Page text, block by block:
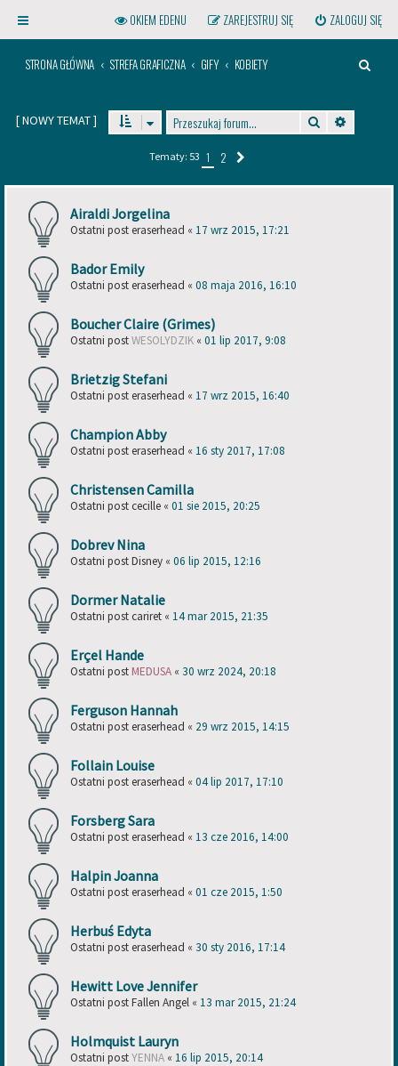
Kliknij na gwint powyższej
żarówki, aby otworzyć menu!
ZALOGUJ SIĘ
ZAREJESTRUJ SIĘ
OKIEM EDENU
STRONA GŁÓWNA STREFA GRAFICZNA GIFY KOBIETY
[NOWY TEMAT] Szukaj
Tematy: 53 1 2
Airaldi Jorgelina
Ostatni posteraserhead « 17 wrz 2015, 17:21
Bador Emily
Ostatni posteraserhead « 08 maja 2016, 16:10
Boucher Claire (Grimes)
Ostatni postWESOLYDZIK « 01 lip 2017, 9:08
Brietzig Stefani
Ostatni posteraserhead « 17 wrz 2015, 16:40
Champion Abby
Ostatni posteraserhead « 16 sty 2017, 17:08
Christensen Camilla
Ostatni postcecille « 01 sie 2015, 20:25
Dobrev Nina
Ostatni postDisney « 06 lip 2015, 12:16
Dormer Natalie
Ostatni postcariret « 14 mar 2015, 21:35
Erçel Hande
Ostatni post MEDUSA « 30 wrz 2024, 20:18
Ferguson Hannah
Ostatni posteraserhead « 29 wrz 2015, 14:15
Follain Louise
Ostatni posteraserhead « 04 lip 2017, 17:10
Forsberg Sara
Ostatni posteraserhead « 13 cze 2016, 14:00
Halpin Joanna
Ostatni posteraserhead « 01 cze 2015, 1:50
Herbuś Edyta
Ostatni posteraserhead « 30 sty 2016, 17:14
Hewitt Love Jennifer
Ostatni postFallen Angel « 13 mar 2015, 21:24
Holmquist Lauryn
Ostatni postYENNA « 16 lip 2015, 20:14